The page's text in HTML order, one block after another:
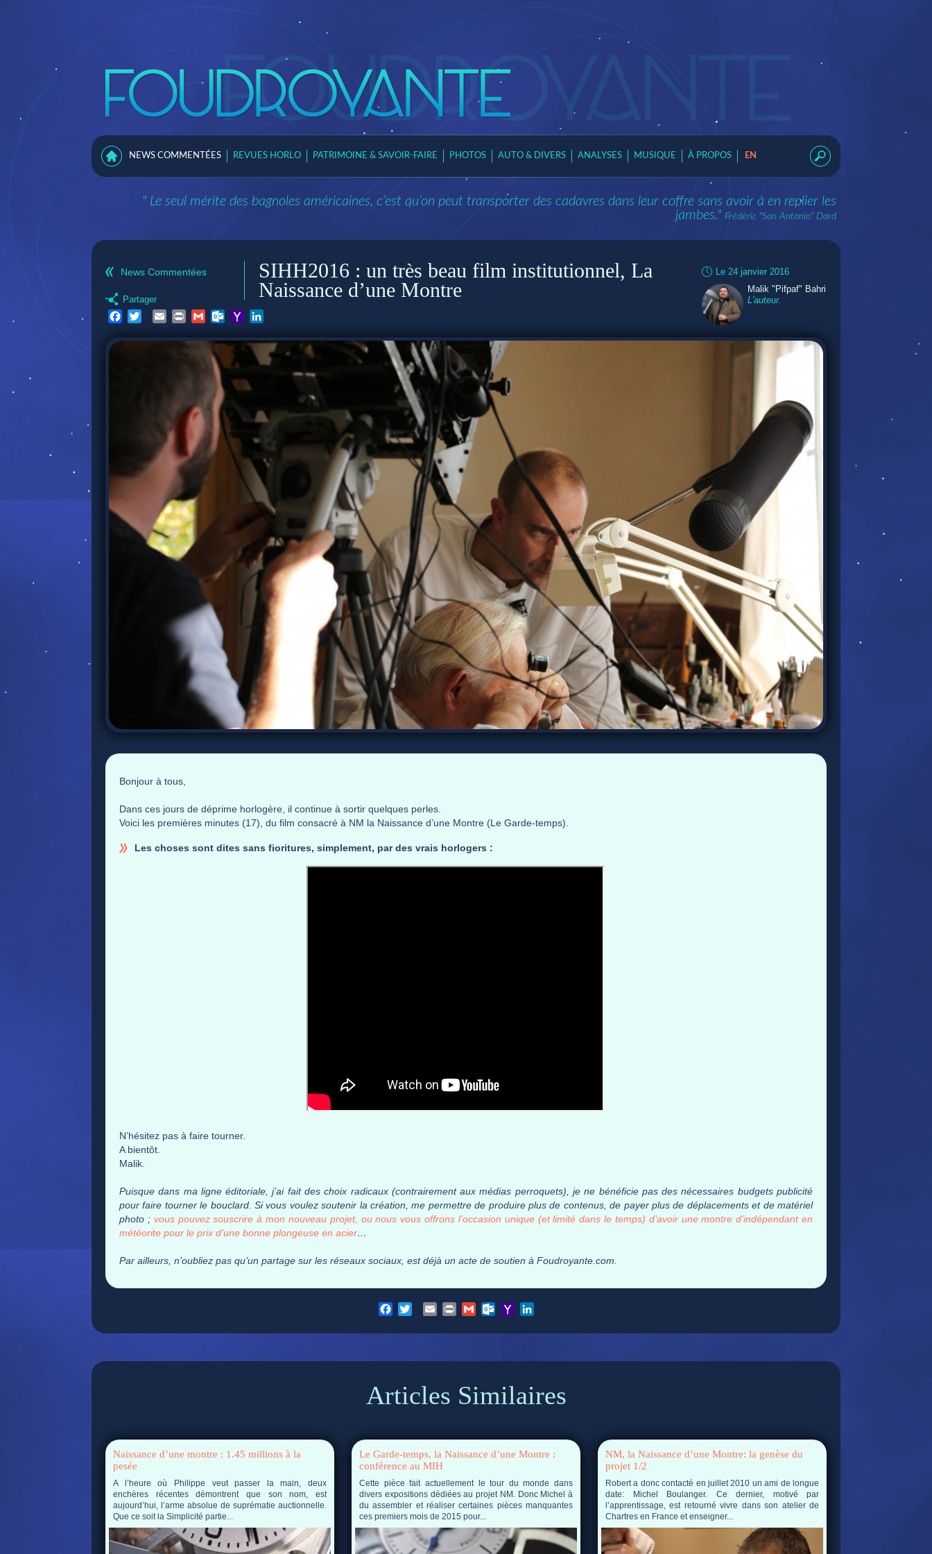
NEWS COMMENTÉES REVUES HORLO PATRIMOINE & SAVOIR-FAIRE PHOTOS AUTO & DIVERS ANALYSES MUSIQUE À PROPOS EN
" Le seul mérite des bagnoles américaines, c’est qu’on peut transporter des cadavres dans leur coffre sans avoir à en replier les
jambes." Frédéric "San Antonio" Dard
News Commentées
Partager
Facebook
Twitter EmailPrint GmailOutlook.com
Yahoo
SIHH2016 : un très beau film institutionnel, La
Naissance d’une Montre
Le 24 janvier 2016
Malik "Pifpaf" Bahri
L'auteur.
Bonjour à tous,
Dans ces jours de déprime horlogère, il continue à sortir quelques perles.
Voici les premières minutes (17), du film consacré à NM la Naissance d’une Montre (Le Garde-temps).
Les choses sont dites sans fioritures, simplement, par des vrais horlogers :
N’hésitez pas à faire tourner.
A bientôt.
Malik.
Puisque dans ma ligne éditoriale, j’ai fait des choix radicaux (contrairement aux médias perroquets), je ne bénéficie pas des nécessaires budgets publicité
pour faire tourner le bouclard. Si vous voulez soutenir la création, me permettre de produire plus de contenus, de payer plus de déplacements et de matériel
photo ; vous pouvez souscrire à mon nouveau projet, ou nous vous offrons l’occasion unique (et limité dans le temps) d’avoir une montre d’indépendant en
météorite pour le prix d’une bonne plongeuse en acier…
Par ailleurs, n’oubliez pas qu’un partage sur les réseaux sociaux, est déjà un acte de soutien à Foudroyante.com.
Facebook
Twitter EmailPrint GmailOutlook.com
Yahoo
Articles Similaires
Naissance d’une montre : 1.45 millions à la
pesée
A l’heure où Philippe veut passer la main, deux
enchères récentes démontrent que son nom, est
aujourd’hui, l’arme absolue de suprématie auctionnelle.
Que ce soit la Simplicité partie...
Le Garde-temps, la Naissance d’une Montre :
conférence au MIH
Cette pièce fait actuellement le tour du monde dans
divers expositions dédiées au projet NM. Donc Michel à
du assembler et réaliser certaines pièces manquantes
ces premiers mois de 2015 pour...
NM, la Naissance d’une Montre: la genèse du
projet 1/2
Robert a donc contacté en juillet 2010 un ami de longue
date: Michel Boulanger. Ce dernier, motivé par
l’apprentissage, est retourné vivre dans son atelier de
Chartres en France et enseigner...